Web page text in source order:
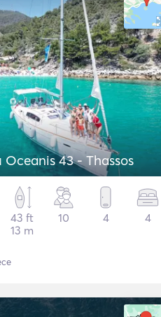
Oceanis 43 - Thassos
43 ft
13 m
10 4 4